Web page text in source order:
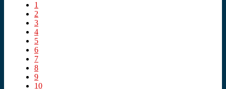
1
2
3
4
5
6
7
8
9
10